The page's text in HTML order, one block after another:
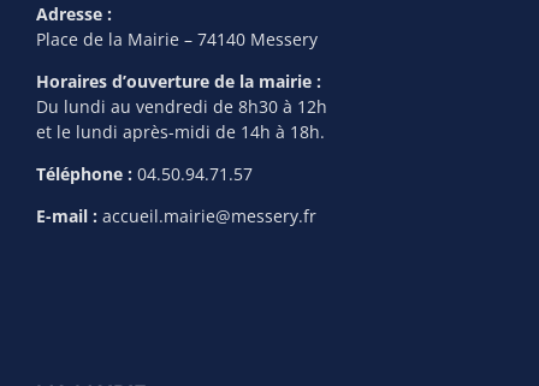
Adresse :
Place de la Mairie – 74140 Messery
Horaires d’ouverture de la mairie :
Du lundi au vendredi de 8h30 à 12h
et le lundi après-midi de 14h à 18h.
Téléphone : 04.50.94.71.57
E-mail : accueil.mairie@messery.fr